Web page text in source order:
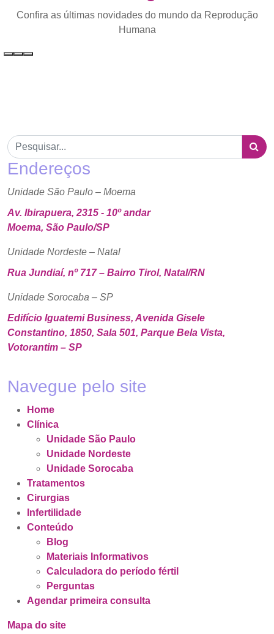
Confira as últimas novidades do mundo da Reprodução
Humana
Endereços
Unidade São Paulo – Moema
Av. Ibirapuera, 2315 - 10º andar
Moema, São Paulo/SP
Unidade Nordeste – Natal
Rua Jundiaí, nº 717 – Bairro Tirol, Natal/RN
Unidade Sorocaba – SP
Edifício Iguatemi Business, Avenida Gisele
Constantino, 1850, Sala 501, Parque Bela Vista,
Votorantim – SP
Navegue pelo site
Home
Clínica
Unidade São Paulo
Unidade Nordeste
Unidade Sorocaba
Tratamentos
Cirurgias
Infertilidade
Conteúdo
Blog
Materiais Informativos
Calculadora do período fértil
Perguntas
Agendar primeira consulta
Mapa do site